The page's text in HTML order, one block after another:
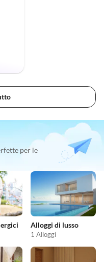
per le
Alloggi di lusso
1 Alloggi